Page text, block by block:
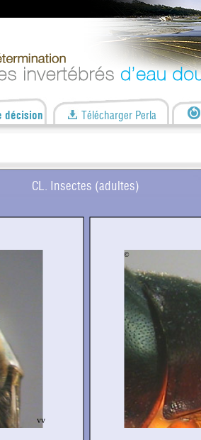
décision Télécharger Perla
CL. Insectes (adultes)